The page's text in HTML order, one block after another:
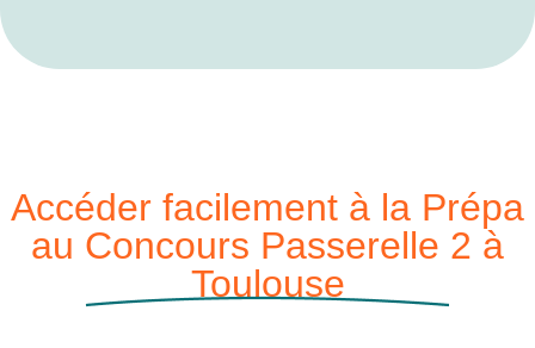
Accéder facilement à la Prépa
au Concours Passerelle 2 à
Toulouse